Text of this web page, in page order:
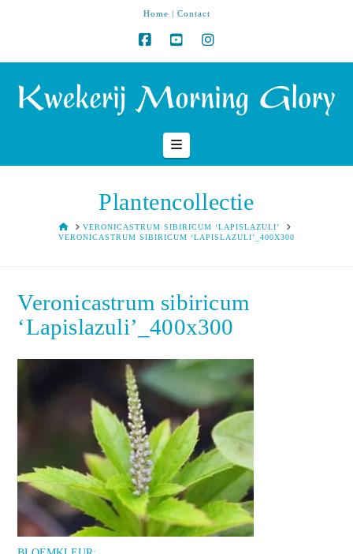
Home | Contact
Navigation
Plantencollectie
HOMEVERONICASTRUM SIBIRICUM ‘LAPISLAZULI’
VERONICASTRUM SIBIRICUM ‘LAPISLAZULI’_400X300
Veronicastrum sibiricum
‘Lapislazuli’_400x300